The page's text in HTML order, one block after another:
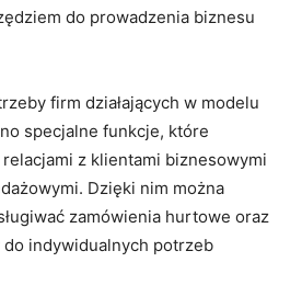
do ‍prowadzenia biznesu
firm działających w ‌modelu‌
specjalne funkcje, które
relacjami z klientami biznesowymi
Dzięki nim​ można
⁤zamówienia hurtowe oraz
indywidualnych potrzeb